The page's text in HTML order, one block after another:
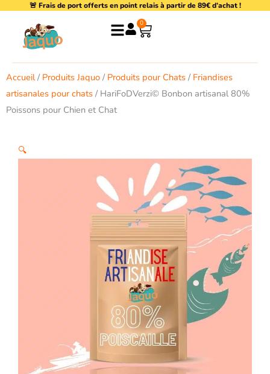
contenu
🚨 Frais de port offerts en point relais à partir de 89€ d’achat !
0
Panier
Accueil/ Produits Jaquo / Produits pour Chats / Friandises
artisanales pour chats / HariFoDVerzi© Bonbon artisanal 80%
Poissons pour Chien et Chat
🔍